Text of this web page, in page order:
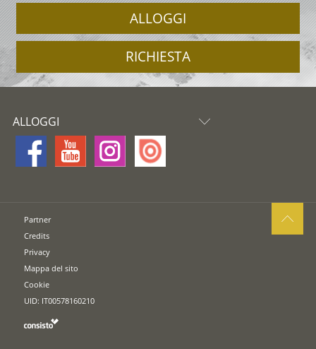
ALLOGGI
RICHIESTA
ALLOGGI
Partner
Credits
Privacy
Mappa del sito
Cookie
UID: IT00578160210